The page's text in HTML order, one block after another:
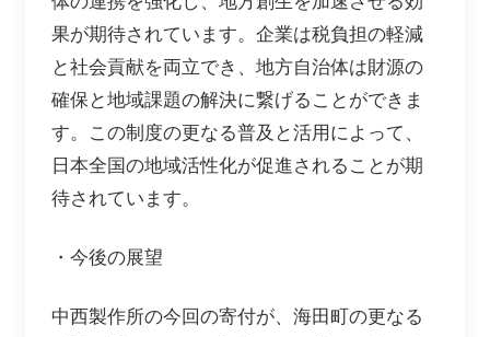
果が期待されています。企業は税負担の軽減
と社会貢献を両立でき、地方自治体は財源の
確保と地域課題の解決に繋げることができま
す。この制度の更なる普及と活用によって、
日本全国の地域活性化が促進されることが期
待されています。
・今後の展望
中西製作所の今回の寄付が、海田町の更なる